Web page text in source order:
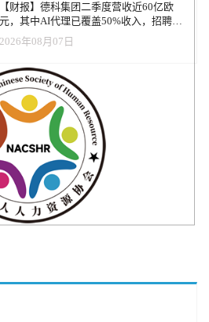
【财报】德科集团二季度营收近60亿欧
元，其中AI代理已覆盖50%收入，招聘服
务进入运营重构阶段
2026年08月07日